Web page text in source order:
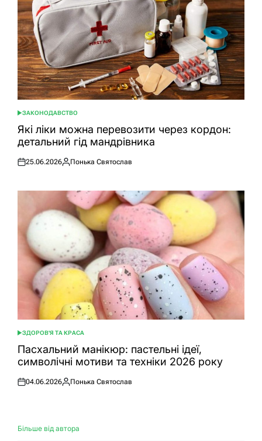
ОПУБЛІКУВАТИ
У
ЗАКОНОДАВСТВО
Які ліки можна перевозити через кордон:
детальний гід мандрівника
Оприлюднено
25.06.2026
Опубліковано
Понька Святослав
ОПУБЛІКУВАТИ
У
ЗДОРОВ'Я ТА КРАСА
Пасхальний манікюр: пастельні ідеї,
символічні мотиви та техніки 2026 року
Оприлюднено
04.06.2026
Опубліковано
Понька Святослав
Більше від автора